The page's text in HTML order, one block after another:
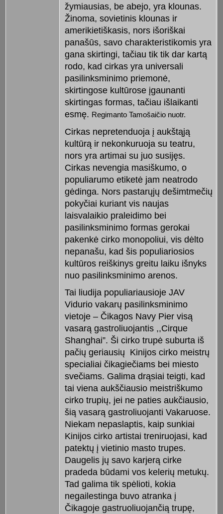
žymiausias, be abejo, yra klounas.
Žinoma, sovietinis klounas ir
amerikietiškasis, nors išoriškai
panašūs, savo charakteristikomis yra
gana skirtingi, tačiau tik tik dar kartą
rodo, kad cirkas yra universali
pasilinksminimo priemonė,
skirtingose kultūrose įgaunanti
skirtingas formas, tačiau išlaikanti
esmę. Regimanto Tamošaičio nuotr.
Cirkas nepretenduoja į aukštąją
kultūrą ir nekonkuruoja su teatru,
nors yra artimai su juo susijęs.
Cirkas nevengia masiškumo, o
populiarumo etiketė jam neatrodo
gėdinga. Nors pastarųjų dešimtmečių
pokyčiai kuriant vis naujas
laisvalaikio praleidimo bei
pasilinksminimo formas gerokai
pakenkė cirko monopoliui, vis dėlto
nepanašu, kad šis populiariosios
kultūros reiškinys greitu laiku išnyks
nuo pasilinksminimo arenos.
Tai liudija populiariausioje JAV
Vidurio vakarų pasilinksminimo
vietoje – Čikagos Navy Pier visą
vasarą gastroliuojantis ,,Cirque
Shanghai”. Ši cirko trupė suburta iš
pačių geriausių Kinijos cirko meistrų
specialiai čikagiečiams bei miesto
svečiams. Galima drąsiai teigti, kad
tai viena aukščiausio meistriškumo
cirko trupių, jei ne paties aukčiausio,
šią vasarą gastroliuojanti Vakaruose.
Niekam nepaslaptis, kaip sunkiai
Kinijos cirko artistai treniruojasi, kad
patektų į vietinio masto trupes.
Daugelis jų savo karjerą cirke
pradeda būdami vos kelerių metukų.
Tad galima tik spėlioti, kokia
negailestinga buvo atranka į
Čikagoje gastruoliuojančią trupę,